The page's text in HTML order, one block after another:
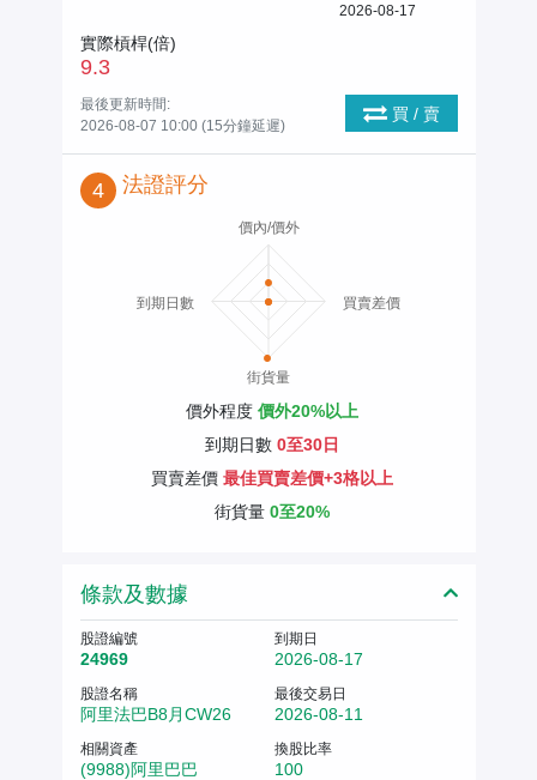
2026-08-17
實際槓桿(倍)
9.3
最後更新時間:
2026-08-07 10:00 (15分鐘延遲)
買 / 賣
4 法證評分
價內/價外
買賣差價
街貨量
到期日數
價外程度 價外20%以上
到期日數 0至30日
買賣差價 最佳買賣差價+3格以上
街貨量 0至20%
條款及數據
股證編號
24969
到期日
2026-08-17
股證名稱
阿里法巴B8月CW26
最後交易日
2026-08-11
相關資產
(9988)阿里巴巴
換股比率
100